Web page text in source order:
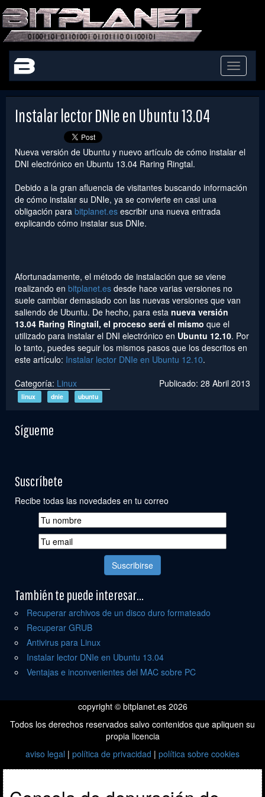
Toggle
Instalar lector DNIe en Ubuntu 13.04
Nueva versión de Ubuntu y nuevo artículo de cómo instalar el
DNI electrónico en Ubuntu 13.04 Raring Ringtal.
Debido a la gran afluencia de visitantes buscando información
de cómo instalar su DNIe, ya se convierte en casi una
obligación para bitplanet.es escribir una nueva entrada
explicando cómo instalar sus DNIe.
Afortunadamente, el método de instalación que se viene
realizando en bitplanet.es desde hace varias versiones no
suele cambiar demasiado con las nuevas versiones que van
saliendo de Ubuntu. De hecho, para esta nueva versión
13.04 Raring Ringtail, el proceso será el mismo que el
utilizado para instalar el DNI electrónico en Ubuntu 12.10. Por
lo tanto, puedes seguir los mismos pasos que los descritos en
este artículo: Instalar lector DNIe en Ubuntu 12.10.
Categoría: Linux Publicado: 28 Abril 2013
linux dnie ubuntu
Sígueme
Suscríbete
Recibe todas las novedades en tu correo
También te puede interesar...
Recuperar archivos de un disco duro formateado
Recuperar GRUB
Antivirus para Linux
Instalar lector DNIe en Ubuntu 13.04
Ventajas e inconvenientes del MAC sobre PC
copyright © bitplanet.es 2026
Todos los derechos reservados salvo contenidos que apliquen su
propia licencia
aviso legal | política de privacidad | política sobre cookies